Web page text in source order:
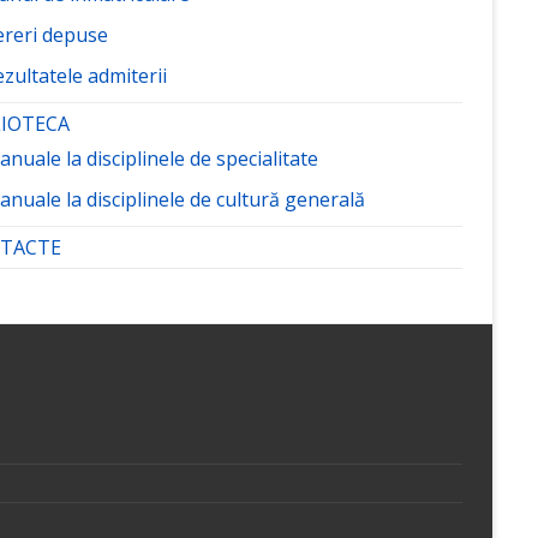
depuse
admiterii
la disciplinele de specialitate
la disciplinele de cultură generală